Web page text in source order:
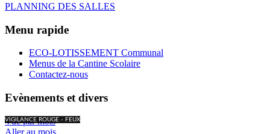
PLANNING DES SALLES
Menu rapide
ECO-LOTISSEMENT Communal
Menus de la Cantine Scolaire
Contactez-nous
Evènements et divers
VIGILANCE ROUGE - FEUX
Vue par mois
Aller au mois